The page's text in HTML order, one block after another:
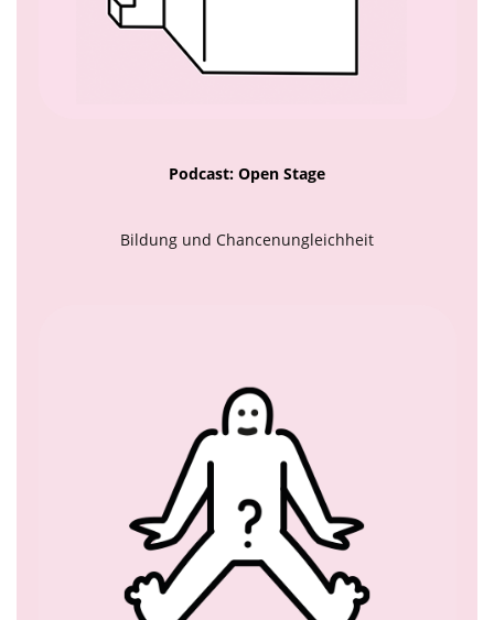
Podcast: Open Stage
Bildung und Chancenungleichheit